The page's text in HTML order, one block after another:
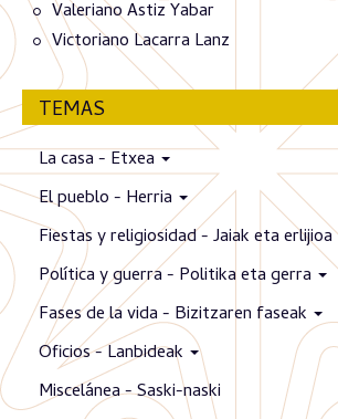
Valeriano Astiz Yabar
Victoriano Lacarra Lanz
TEMAS
La casa - Etxea
El pueblo - Herria
Fiestas y religiosidad - Jaiak eta erlijioa
Política y guerra - Politika eta gerra
Fases de la vida - Bizitzaren faseak
Oficios - Lanbideak
Miscelánea - Saski-naski